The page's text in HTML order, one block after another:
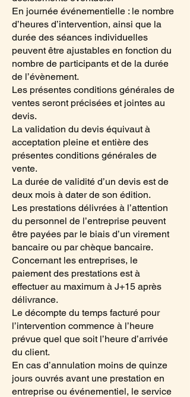
En journée événementielle : le nombre
d’heures d’intervention, ainsi que la
durée des séances individuelles
peuvent être ajustables en fonction du
nombre de participants et de la durée
de l’évènement.
Les présentes conditions générales de
ventes seront précisées et jointes au
devis.
La validation du devis équivaut à
acceptation pleine et entière des
présentes conditions générales de
vente.
La durée de validité d’un devis est de
deux mois à dater de son édition.
Les prestations délivrées à l’attention
du personnel de l’entreprise peuvent
être payées par le biais d’un virement
bancaire ou par chèque bancaire.
Concernant les entreprises, le
paiement des prestations est à
effectuer au maximum à J+15 après
délivrance.
Le décompte du temps facturé pour
l’intervention commence à l’heure
prévue quel que soit l’heure d’arrivée
du client.
En cas d’annulation moins de quinze
jours ouvrés avant une prestation en
entreprise ou événementiel, le service